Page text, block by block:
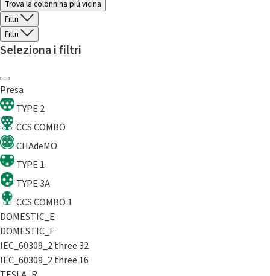
Trova la colonnina piú vicina
Filtri
Filtri
Seleziona i filtri
Presa
TYPE 2
CCS COMBO
CHAdeMO
TYPE 1
TYPE 3A
CCS COMBO 1
DOMESTIC_E
DOMESTIC_F
IEC_60309_2 three 32
IEC_60309_2 three 16